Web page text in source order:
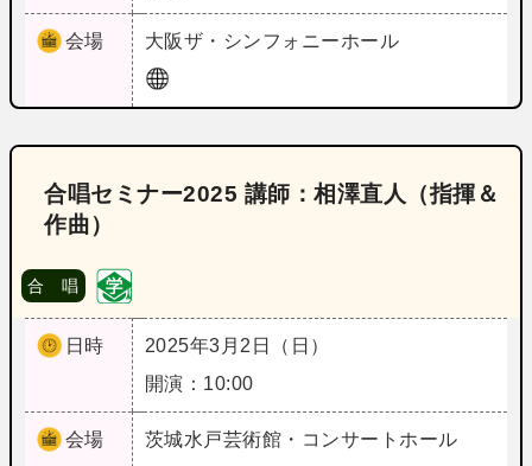
会場 大阪ザ・シンフォニーホール
合唱セミナー2025 講師：相澤直人（指揮＆
作曲）
合 唱
日時
2025年3月2日（日）
開演：10:00
会場 茨城水戸芸術館・コンサートホール